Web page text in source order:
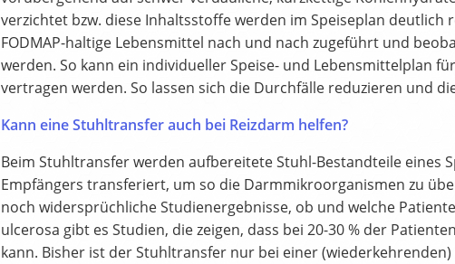
verzichtet bzw. diese Inhaltsstoffe werden im Speiseplan deutlich
FODMAP-haltige Lebensmittel nach und nach zugeführt und
werden. So kann ein individueller Speise- und Lebensmittelplan
vertragen werden. So lassen sich die Durchfälle reduzieren und
Kann eine Stuhltransfer auch bei Reizdarm helfen?
Beim Stuhltransfer werden aufbereitete Stuhl-Bestandteile eines
Empfängers transferiert, um so die Darmmikroorganismen zu
noch widersprüchliche Studienergebnisse, ob und welche
ulcerosa gibt es Studien, die zeigen, dass bei 20-30 % der
kann. Bisher ist der Stuhltransfer nur bei einer